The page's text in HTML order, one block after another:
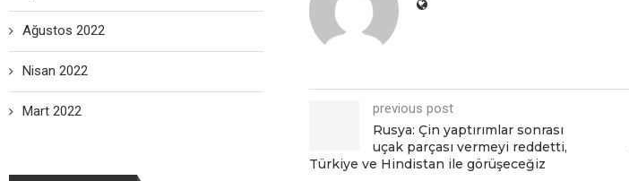
previous post
Rusya: Çin yaptırımlar sonrası
uçak parçası vеrmеyi rеddеtti,
Türkiyе vе Hindistan ilе görüşеcеğiz
Ağustos 2022
Nisan 2022
Mart 2022